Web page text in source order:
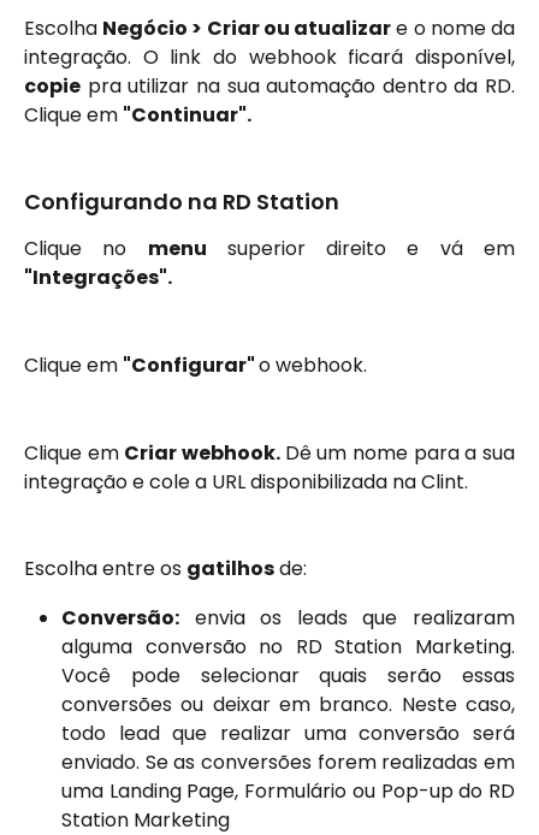
Escolha Negócio > Criar ou atualizare o nome da
integração. O link do webhook ficará disponível,
copie pra utilizar na sua automação dentro da RD.
Clique em "Continuar".
Configurando na RD Station
Clique no menu superior direito e vá em
"Integrações".
Clique em "Configurar" o webhook.
Clique em Criar webhook. Dê um nome para a sua
integração e cole a URL disponibilizada na Clint.
Escolha entre os gatilhos de:
Conversão: envia os leads que realizaram
alguma conversão no RD Station Marketing.
Você pode selecionar quais serão essas
conversões ou deixar em branco. Neste caso,
todo lead que realizar uma conversão será
enviado. Se as conversões forem realizadas em
uma Landing Page, Formulário ou Pop-up do RD
Station Marketing